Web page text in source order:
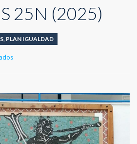
25N (2025)
, PLAN IGUALDAD
en
CONCURSO
CARTELES
25N
(2025)